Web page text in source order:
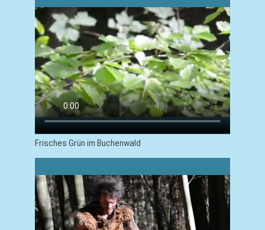
Frisches Grün im Buchenwald